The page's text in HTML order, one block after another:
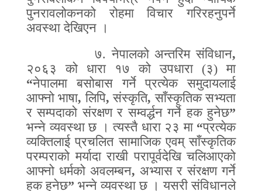
पुनरावलोकनको रोहमा विचार गरिरहनुपर्ने
अवस्था देखिएन ।
७.नेपालको अन्तरिम संविधान,
२०६३ को धारा १७ को उपधारा (३) मा
“नेपालमा बसोबास गर्ने प्रत्येक समुदायलाई
आफ्नो भाषा,लिपि,संस्कृति,साँस्कृतिक सभ्यता
र सम्पदाको संरक्षण र सम्वर्द्धन गर्ने हक हुनेछ”
भन्ने व्यवस्था छ । त्यस्तै धारा २३ मा “प्रत्येक
व्यक्तिलाई प्रचलित सामाजिक एवम् साँस्कृतिक
परम्पराको मर्यादा राखी परापूर्वदेखि चलिआएको
आफ्नो धर्मको अवलम्बन, अभ्यास र संरक्षण गर्ने
हक हुनेछ” भन्ने व्यवस्था छ । यसरी संविधानले